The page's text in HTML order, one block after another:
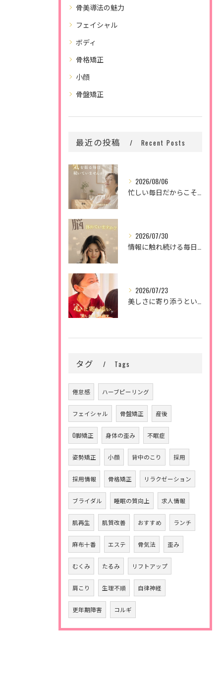
骨美導法の魅力
フェイシャル
ボディ
骨格矯正
小顔
骨盤矯正
最近の投稿 Recent Posts
2026/08/06
2026/07/30
2026/07/23
タグ Tags
倦怠感 ハーブピーリング
フェイシャル 骨盤矯正 産後
O脚矯正 身体の歪み 不眠症
姿勢矯正 小顔 背中のこり 採用
採用情報 骨格矯正 リラクゼーション
ブライダル 睡眠の質向上 求人情報
肌再生 肌質改善 おすすめ ランチ
麻布十番 エステ 骨気法 歪み
むくみ たるみ リフトアップ
肩こり 生理不順 自律神経
更年期障害 コルギ